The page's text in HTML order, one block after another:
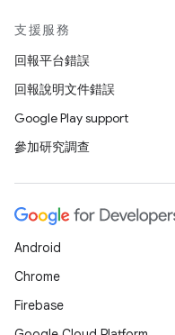
支援服務
回報平台錯誤
回報說明文件錯誤
Google Play support
參加研究調查
Android
Chrome
Firebase